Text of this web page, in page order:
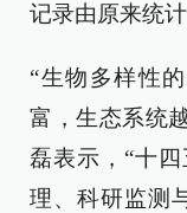
记录由原来统
“生物多样性
富，生态系统
磊表示，“十
理、科研监测